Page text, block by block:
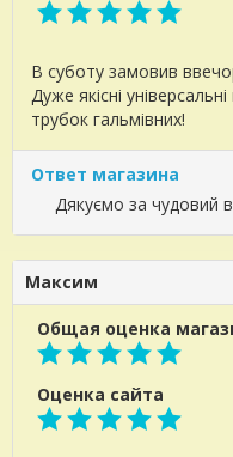
В суботу замовив
Дуже якісні
трубок гальмівних!
Ответ магазина
Дякуємо за чудовий
Максим
Общая оценка
Оценка сайта